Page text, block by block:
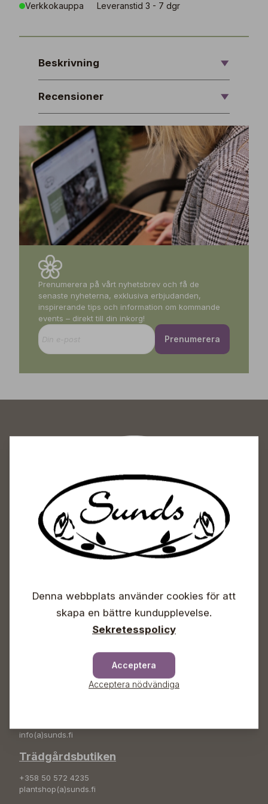
Verkkokauppa Leveranstid 3 - 7 dgr
Beskrivning
Recensioner
Prenumerera på vårt nyhetsbrev och få de
senaste nyheterna, exklusiva erbjudanden,
inspirerande tips och information om kommande
events – direkt till din inkorg!
Prenumerera
Sunds Trädgårdscenter
Öppet
Vardagar 09-18
Lördagar 09-16
Söndagar Självbetjäning
+358 50 388 9592
info(a)sunds.fi
info(a)sunds.fi
Trädgårdsbutiken
+358 50 572 4235
plantshop(a)sunds.fi
Denna webbplats använder cookies för att
skapa en bättre kundupplevelse.
Sekretesspolicy
Acceptera
Acceptera nödvändiga